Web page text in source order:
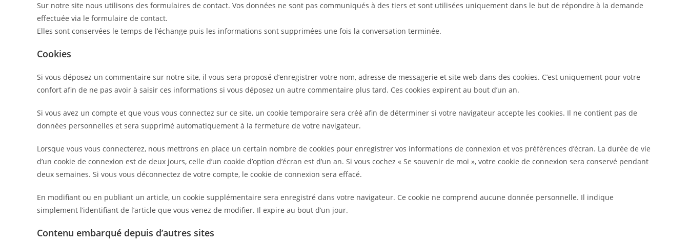
Sur notre site nous utilisons des formulaires de contact. Vos données ne sont pas communiqués à des tiers et sont utilisées uniquement dans le but de répondre à la demande
effectuée via le formulaire de contact.
Elles sont conservées le temps de l’échange puis les informations sont supprimées une fois la conversation terminée.
Cookies
Si vous déposez un commentaire sur notre site, il vous sera proposé d’enregistrer votre nom, adresse de messagerie et site web dans des cookies. C’est uniquement pour votre
confort afin de ne pas avoir à saisir ces informations si vous déposez un autre commentaire plus tard. Ces cookies expirent au bout d’un an.
Si vous avez un compte et que vous vous connectez sur ce site, un cookie temporaire sera créé afin de déterminer si votre navigateur accepte les cookies. Il ne contient pas de
données personnelles et sera supprimé automatiquement à la fermeture de votre navigateur.
Lorsque vous vous connecterez, nous mettrons en place un certain nombre de cookies pour enregistrer vos informations de connexion et vos préférences d’écran. La durée de vie
d’un cookie de connexion est de deux jours, celle d’un cookie d’option d’écran est d’un an. Si vous cochez « Se souvenir de moi », votre cookie de connexion sera conservé pendant
deux semaines. Si vous vous déconnectez de votre compte, le cookie de connexion sera effacé.
En modifiant ou en publiant un article, un cookie supplémentaire sera enregistré dans votre navigateur. Ce cookie ne comprend aucune donnée personnelle. Il indique
simplement l’identifiant de l’article que vous venez de modifier. Il expire au bout d’un jour.
Contenu embarqué depuis d’autres sites